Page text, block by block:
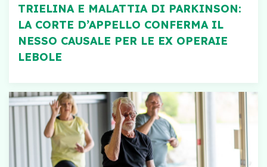
TRIELINA E MALATTIA DI PARKINSON:
LA CORTE D’APPELLO CONFERMA IL
NESSO CAUSALE PER LE EX OPERAIE
LEBOLE